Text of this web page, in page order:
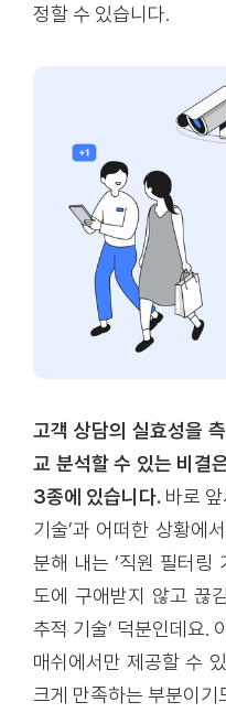
정할 수 있습니다.
고객 상담의 실효성을
교 분석할 수 있는 비결
3종에 있습니다. 바로
기술’과 어떠한 상황에
분해 내는 ‘직원 필터링
도에 구애받지 않고 끊
추적 기술’ 덕분인데요.
매쉬에서만 제공할 수
크게 만족하는 부분이기